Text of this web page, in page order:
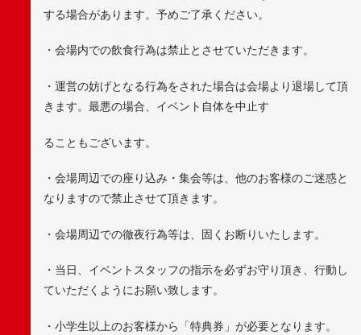
する場合があります。予めご了承ください。
・会場内での飲食行為は禁止とさせていただきます。
・運営の妨げとなる行為をされた場合は会場より退場して頂
きます。最悪の場合、イベント自体を中止す
ることもございます。
・会場周辺での座り込み・集会等は、他のお客様のご迷惑と
なりますので禁止させて頂きます。
・会場周辺での徹夜行為等は、固くお断りいたします。
・当日、イベントスタッフの指示を必ずお守り頂き、行動し
ていただくようにお願い致します。
・小学生以上のお客様から「特典券」が必要となります。